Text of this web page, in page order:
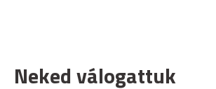
Neked válogattuk